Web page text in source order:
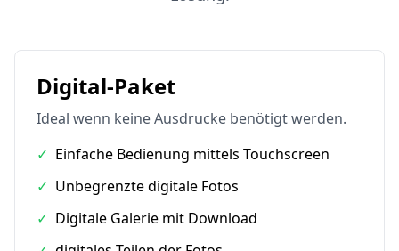
Digital-Paket
Ideal wenn keine Ausdrucke benötigt werden.
✓ Einfache Bedienung mittels Touchscreen
✓ Unbegrenzte digitale Fotos
✓ Digitale Galerie mit Download